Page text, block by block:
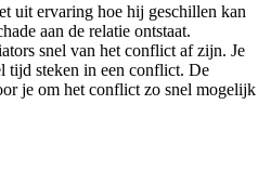
uit ervaring hoe hij geschillen kan
aan de relatie ontstaat.
snel van het conflict af zijn. Je
tijd steken in een conflict. De
je om het conflict zo snel mogelijk